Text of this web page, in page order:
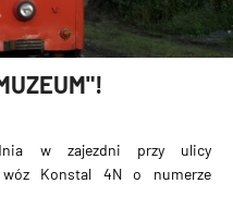
w zajezdni przy ulicy
wóz Konstal 4N o numerze